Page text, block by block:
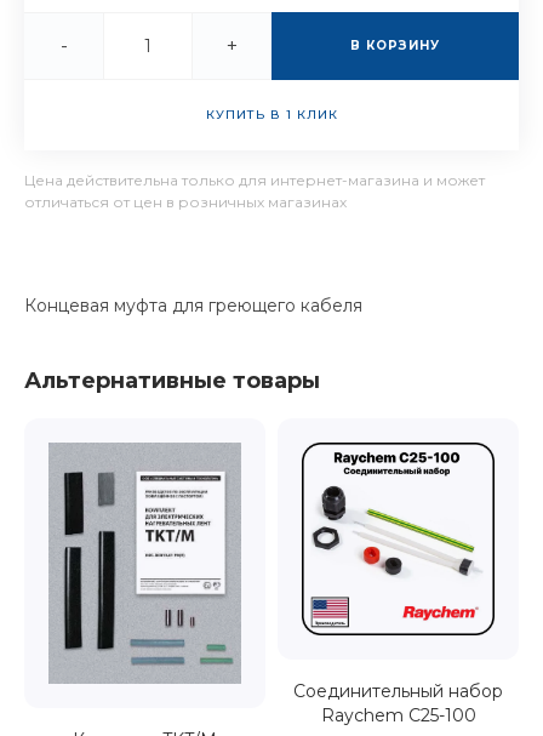
- + В КОРЗИНУ
КУПИТЬ В 1 КЛИК
Цена действительна только для интернет-магазина и может
отличаться от цен в розничных магазинах
Концевая муфта для греющего кабеля
Альтернативные товары
Соединительный набор
Raychem C25-100